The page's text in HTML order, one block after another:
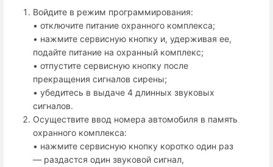
Войдите в режим программирования:
• отключите питание охранного комплекса;
• нажмите сервисную кнопку и, удерживая ее,
подайте питание на охранный комплекс;
• отпустите сервисную кнопку после
прекращения сигналов сирены;
• убедитесь в выдаче 4 длинных звуковых
сигналов.
Осуществите ввод номера автомобиля в память
охранного комплекса:
• нажмите сервисную кнопку коротко один раз
— раздастся один звуковой сигнал,